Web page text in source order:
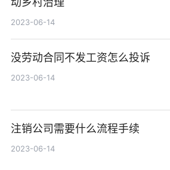
2023-06-14
没劳动合同不发工资怎么投诉
2023-06-14
注销公司需要什么流程手续
2023-06-14